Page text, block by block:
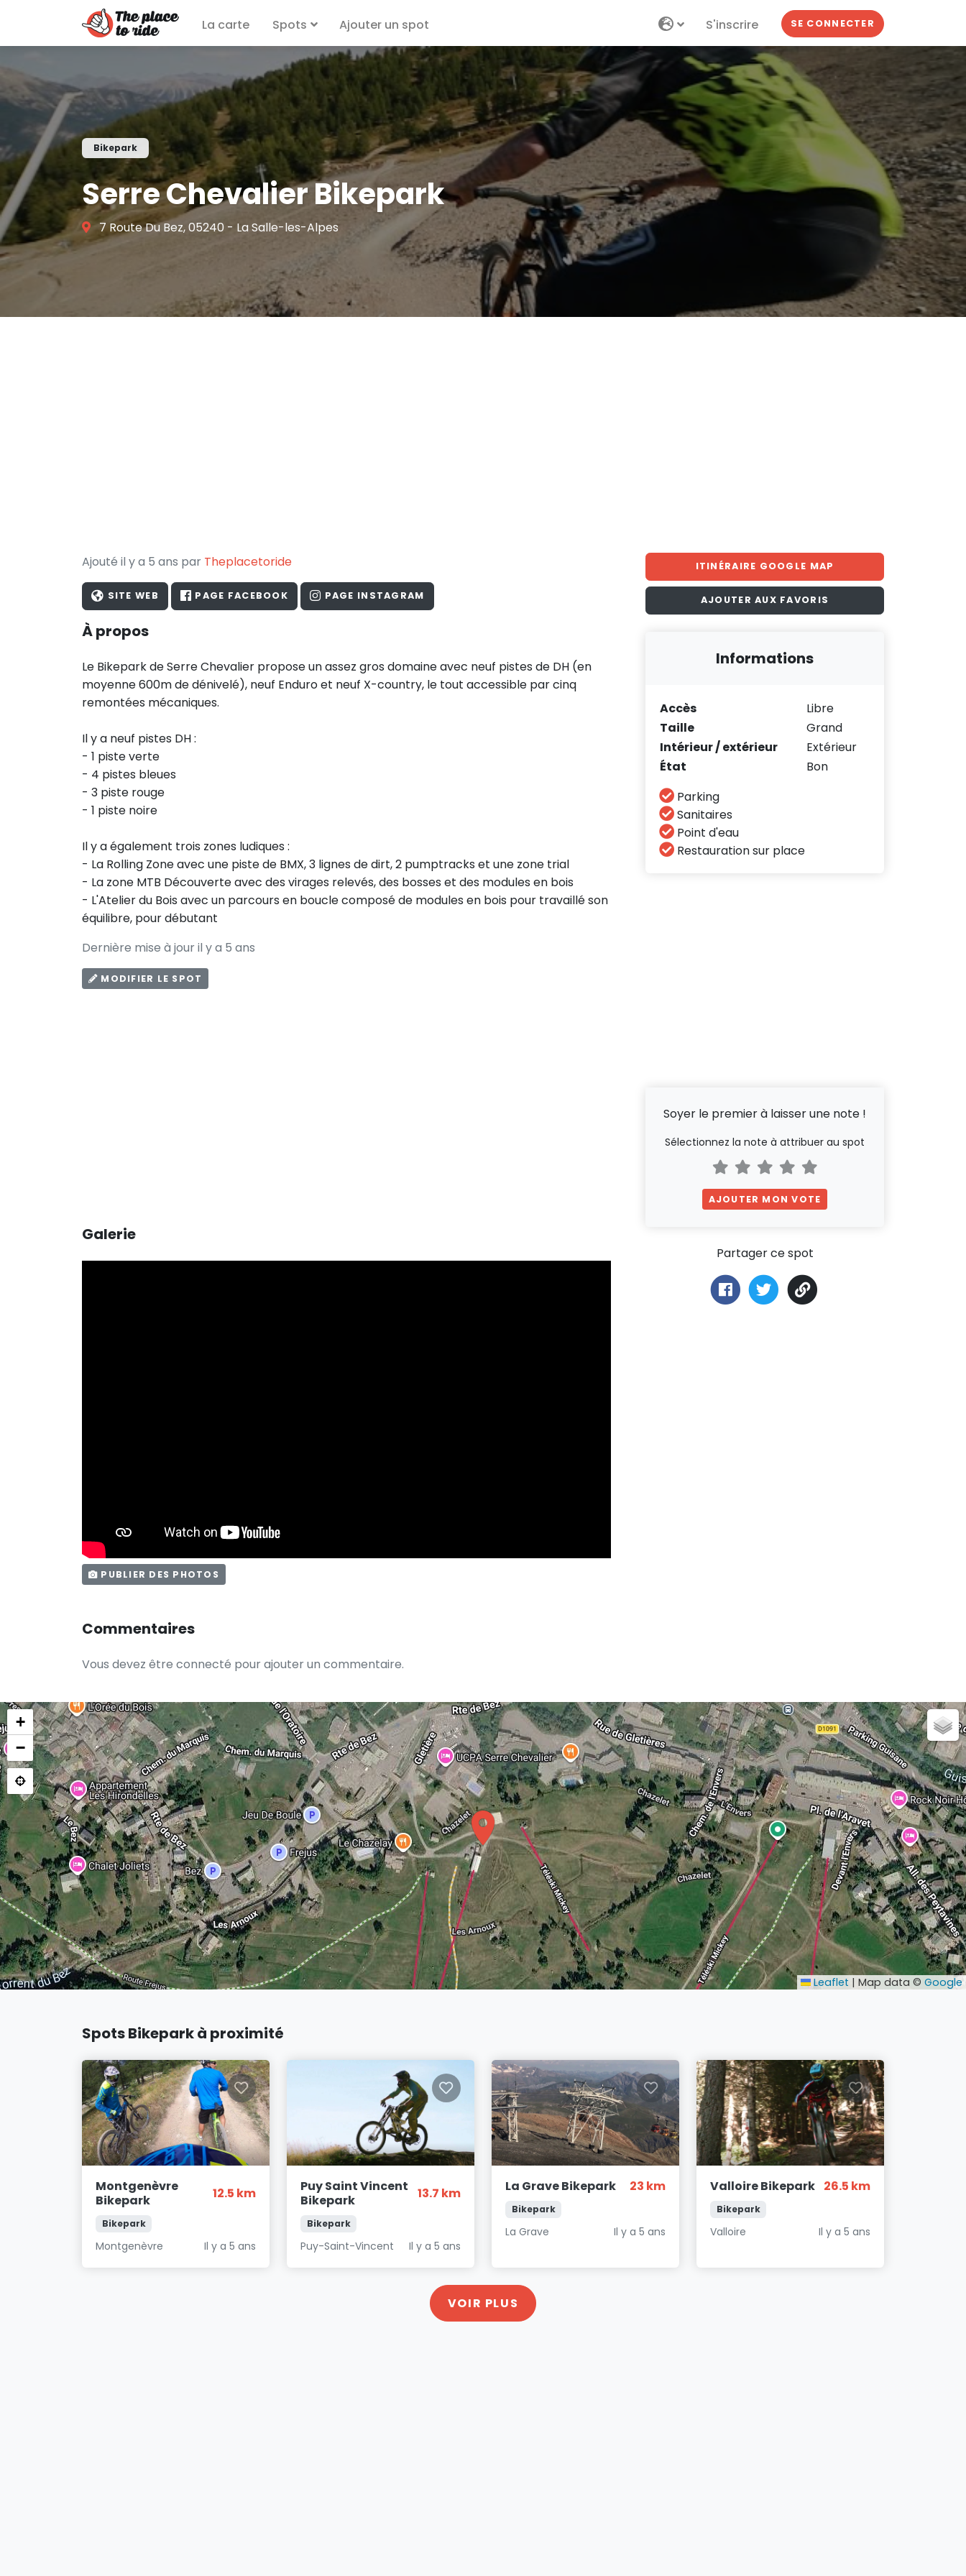
La carte Spots Ajouter un spot S'inscrire SE CONNECTER
Bikepark
Serre Chevalier Bikepark
7 Route Du Bez, 05240 - La Salle-les-Alpes
Ajouté il y a 5 ans par Theplacetoride
SITE WEB PAGE FACEBOOK PAGE INSTAGRAM
À propos
Le Bikepark de Serre Chevalier propose un assez gros domaine avec neuf pistes de DH (en
moyenne 600m de dénivelé), neuf Enduro et neuf X-country, le tout accessible par cinq
remontées mécaniques.
Il y a neuf pistes DH :
- 1 piste verte
- 4 pistes bleues
- 3 piste rouge
- 1 piste noire
Il y a également trois zones ludiques :
- La Rolling Zone avec une piste de BMX, 3 lignes de dirt, 2 pumptracks et une zone trial
- La zone MTB Découverte avec des virages relevés, des bosses et des modules en bois
- L'Atelier du Bois avec un parcours en boucle composé de modules en bois pour travaillé son
équilibre, pour débutant
Dernière mise à jour il y a 5 ans
MODIFIER LE SPOT
Galerie
PUBLIER DES PHOTOS
Commentaires
Vous devez être connecté pour ajouter un commentaire.
ITINÉRAIRE GOOGLE MAP
AJOUTER AUX FAVORIS
Informations
Accès
Libre
Taille
Grand
Intérieur / extérieur
Extérieur
État
Bon
Parking
Sanitaires
Point d'eau
Restauration sur place
Soyer le premier à laisser une note !
Sélectionnez la note à attribuer au spot
AJOUTER MON VOTE
Partager ce spot
+
−
Leaflet | Map data © Google
Spots Bikepark à proximité
Montgenèvre
Bikepark
12.5 km
Bikepark
Montgenèvre Il y a 5 ans
Puy Saint Vincent
Bikepark
13.7 km
Bikepark
Puy-Saint-Vincent Il y a 5 ans
La Grave Bikepark 23 km
Bikepark
La Grave Il y a 5 ans
Valloire Bikepark 26.5 km
Bikepark
Valloire Il y a 5 ans
VOIR PLUS